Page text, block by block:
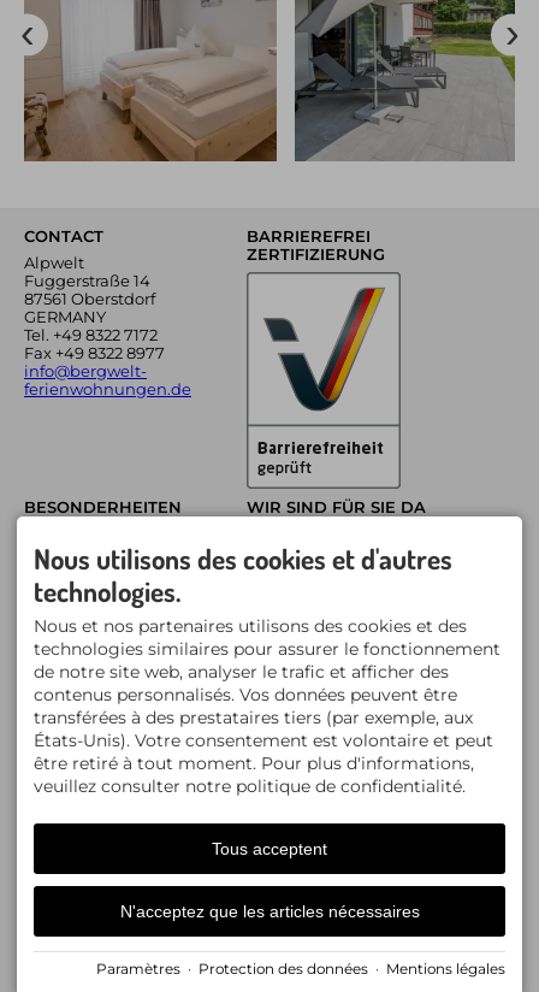
CONTACT
Alpwelt
Fuggerstraße 14
87561 Oberstdorf
GERMANY
Tel. +49 8322 7172
Fax +49 8322 8977
info@bergwelt-
ferienwohnungen.de
BARRIEREFREI
ZERTIFIZIERUNG
BESONDERHEITEN
große Fewos
102 bis 133 qm Fläche
pro Wohnung
Zirbenholz-Betten
Sauna im Alpinen
Lifestyle
Skischrank und
Skischuhtrockner
zentrale Lage am
Fuggerpark
Tiefgarage & Lift
Sommerbergbahnticket
kostenlos
Smart TV mit Magenta
Ladestation für
WIR SIND FÜR SIE DA
Ferienwohnungen
Pfarrstraße 4, Oberstdorf
und 14.00-17.00 Uhr
Mentions légalesProtection des donnéesAccessibilité
Facebook Instagram
Nous utilisons des cookies et d'autres
technologies.
Nous et nos partenaires utilisons des cookies et des
technologies similaires pour assurer le fonctionnement
de notre site web, analyser le trafic et afficher des
contenus personnalisés. Vos données peuvent être
transférées à des prestataires tiers (par exemple, aux
États-Unis). Votre consentement est volontaire et peut
être retiré à tout moment. Pour plus d'informations,
veuillez consulter notre politique de confidentialité.
Tous acceptent
N'acceptez que les articles nécessaires
Paramètres · Protection des données · Mentions légales